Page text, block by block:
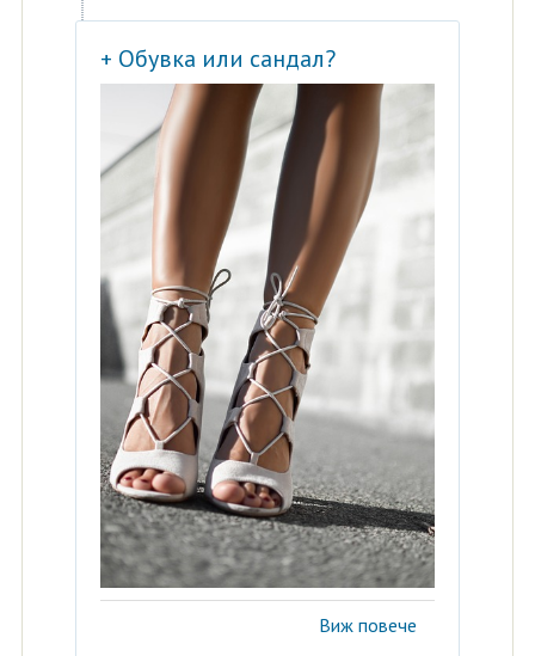
+ Обувка или сандал?
Виж повече